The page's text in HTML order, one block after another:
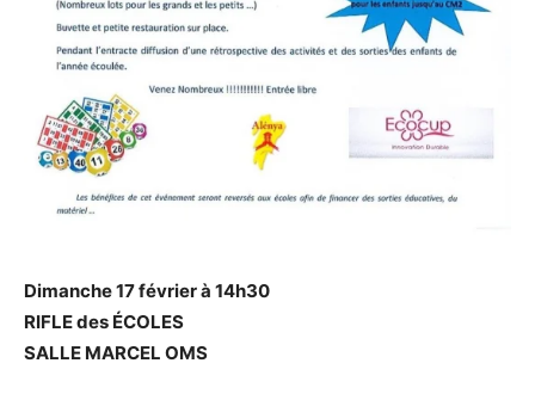
Dimanche 17 février à 14h30
RIFLE des ÉCOLES
SALLE MARCEL OMS